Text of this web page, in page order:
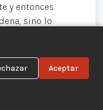
Aceptar
y entonces
sino lo
armados de
que "el